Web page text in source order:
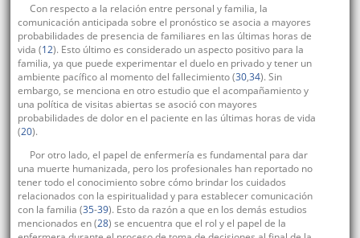
Con respecto a la relación entre personal y familia, la
comunicación anticipada sobre el pronóstico se asocia a mayores
probabilidades de presencia de familiares en las últimas horas de
vida (12). Esto último es considerado un aspecto positivo para la
familia, ya que puede experimentar el duelo en privado y tener un
ambiente pacífico al momento del fallecimiento (30,34). Sin
embargo, se menciona en otro estudio que el acompañamiento y
una política de visitas abiertas se asoció con mayores
probabilidades de dolor en el paciente en las últimas horas de vida
(20).
Por otro lado, el papel de enfermería es fundamental para dar
una muerte humanizada, pero los profesionales han reportado no
tener todo el conocimiento sobre cómo brindar los cuidados
relacionados con la espiritualidad y para establecer comunicación
con la familia (35-39). Esto da razón a que en los demás estudios
mencionados en (28) se encuentra que el rol y el papel de la